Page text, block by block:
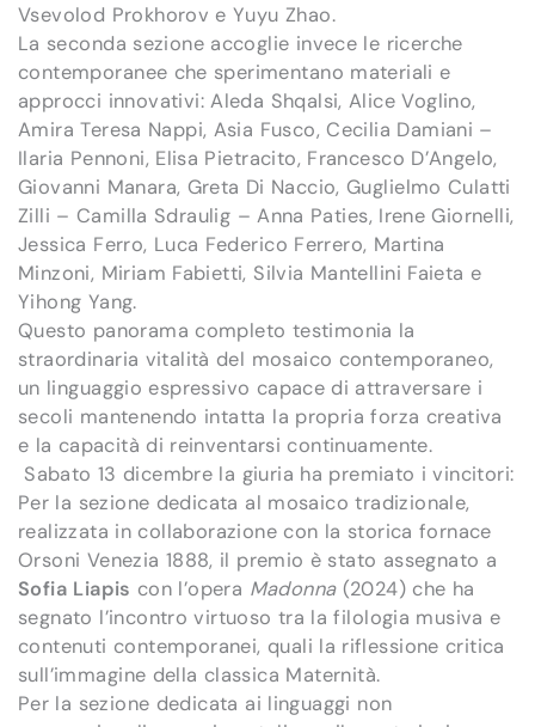
Vsevolod Prokhorov e Yuyu Zhao.
La seconda sezione accoglie invece le ricerche
contemporanee che sperimentano materiali e
approcci innovativi: Aleda Shqalsi, Alice Voglino,
Amira Teresa Nappi, Asia Fusco, Cecilia Damiani –
Ilaria Pennoni, Elisa Pietracito, Francesco D’Angelo,
Giovanni Manara, Greta Di Naccio, Guglielmo Culatti
Zilli – Camilla Sdraulig – Anna Paties, Irene Giornelli,
Jessica Ferro, Luca Federico Ferrero, Martina
Minzoni, Miriam Fabietti, Silvia Mantellini Faieta e
Yihong Yang.
Questo panorama completo testimonia la
straordinaria vitalità del mosaico contemporaneo,
un linguaggio espressivo capace di attraversare i
secoli mantenendo intatta la propria forza creativa
e la capacità di reinventarsi continuamente.
Sabato 13 dicembre la giuria ha premiato i vincitori:
Per la sezione dedicata al mosaico tradizionale,
realizzata in collaborazione con la storica fornace
Orsoni Venezia 1888, il premio è stato assegnato a
Sofia Liapis con l’opera Madonna(2024) che ha
segnato l’incontro virtuoso tra la filologia musiva e
contenuti contemporanei, quali la riflessione critica
sull’immagine della classica Maternità.
Per la sezione dedicata ai linguaggi non